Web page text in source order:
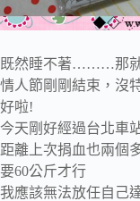
既然睡不著………那
情人節剛剛結束，沒
好啦!
今天剛好經過台北車
距離上次捐血也兩個
要60公斤才行
我應該無法放任自己